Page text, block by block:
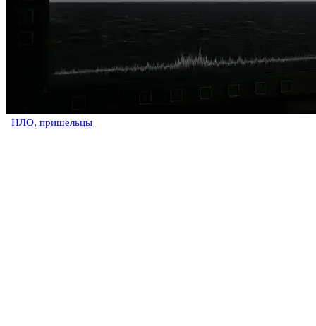
НЛО, пришельцы